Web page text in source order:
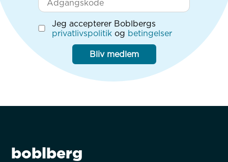
Jeg accepterer Boblbergs
privatlivspolitik og betingelser
Bliv medlem
boblberg